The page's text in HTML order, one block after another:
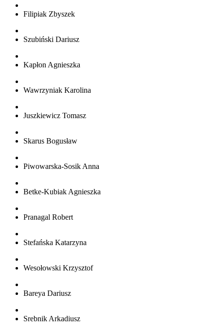
Filipiak Zbyszek
Szubiński Dariusz
Kapłon Agnieszka
Wawrzyniak Karolina
Juszkiewicz Tomasz
Skarus Bogusław
Piwowarska-Sosik Anna
Betke-Kubiak Agnieszka
Pranagal Robert
Stefańska Katarzyna
Wesołowski Krzysztof
Bareya Dariusz
Srebnik Arkadiusz